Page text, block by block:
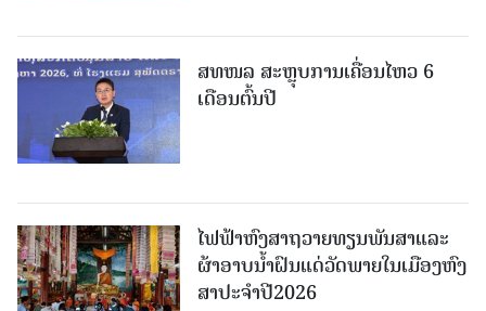
ສທໜລ ສະຫຼຸບການເຄື່ອນໄຫວ 6
ເດືອນຕົ້ນປີ
ໄຟຟ້າຫົງສາຖວາຍທຽນພັນສາແລະ
ຜ້າອາບນໍ້າຝົນແດ່ວັດພາຍໃນເມືອງຫົງ
ສາປະຈໍາປີ2026